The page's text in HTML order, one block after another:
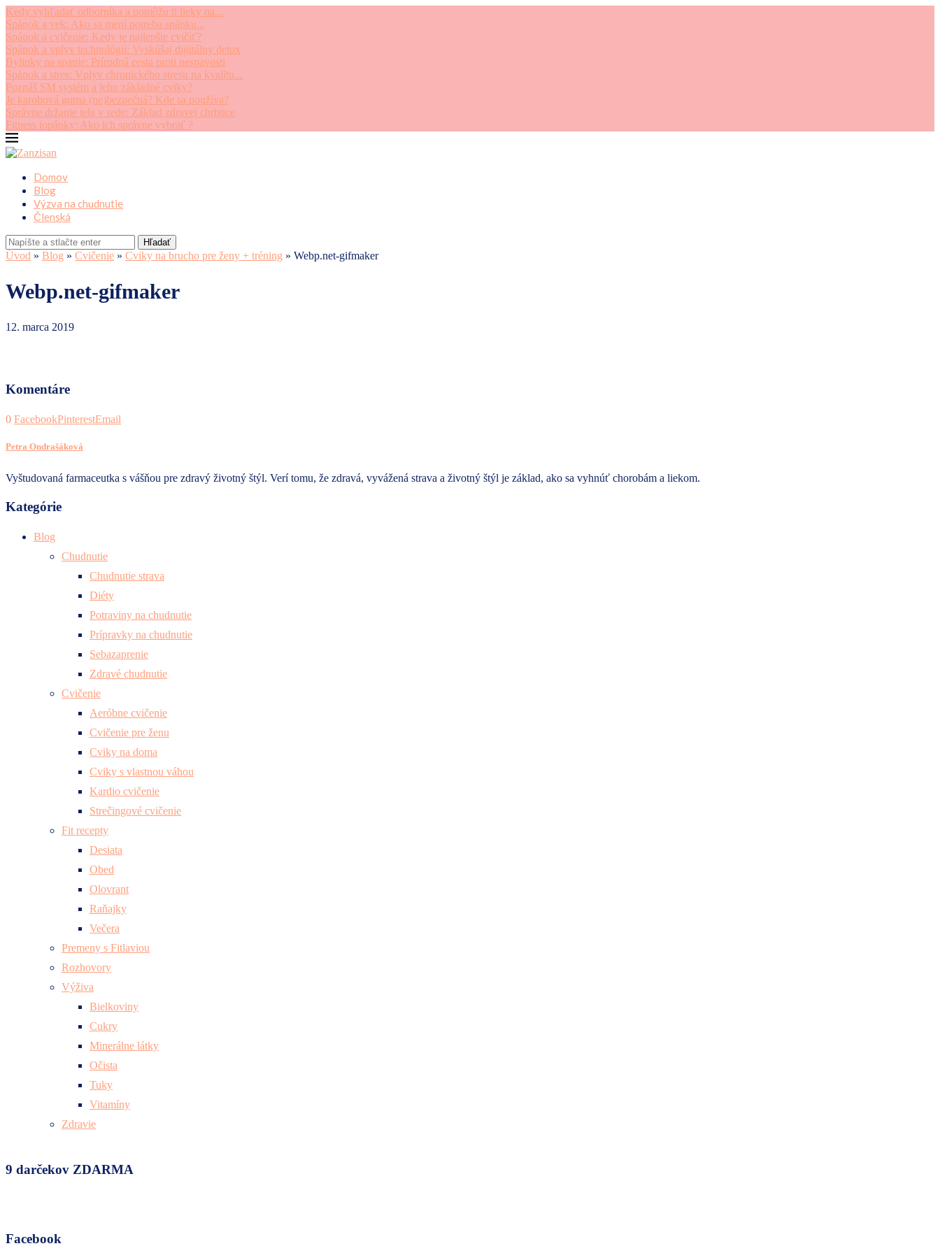
Kedy vyhľadať odborníka a pomôžu ti lieky na...
Spánok a vek: Ako sa mení potreba spánku...
Spánok a cvičenie: Kedy je najlepšie cvičiť?
Spánok a vplyv technológii: Vyskúšaj digitálny detox
Bylinky na spanie: Prírodná cesta proti nespavosti
Spánok a stres: Vplyv chronického stresu na kvalitu...
Poznáš SM systém a jeho základné cviky?
Je karobová guma (ne)bezpečná? Kde sa používa?
Správne držanie tela v sede: Základ zdravej chrbtice
Fitness topánky: Ako ich správne vybrať ?
Domov
Blog
Výzva na chudnutie
Členská
Hľadať
Úvod » Blog » Cvičenie » Cviky na brucho pre ženy + tréning » Webp.net-gifmaker
Webp.net-gifmaker
12. marca 2019
Komentáre
0 FacebookPinterestEmail
Petra Ondrašáková
Vyštudovaná farmaceutka s vášňou pre zdravý životný štýl. Verí tomu, že zdravá, vyvážená strava a životný štýl je základ, ako sa vyhnúť chorobám a liekom.
Kategórie
Blog
Chudnutie
Chudnutie strava
Diéty
Potraviny na chudnutie
Prípravky na chudnutie
Sebazaprenie
Zdravé chudnutie
Cvičenie
Aeróbne cvičenie
Cvičenie pre ženu
Cviky na doma
Cviky s vlastnou váhou
Kardio cvičenie
Strečingové cvičenie
Fit recepty
Desiata
Obed
Olovrant
Raňajky
Večera
Premeny s Fitlaviou
Rozhovory
Výživa
Bielkoviny
Cukry
Minerálne látky
Očista
Tuky
Vitamíny
Zdravie
9 darčekov ZDARMA
Facebook